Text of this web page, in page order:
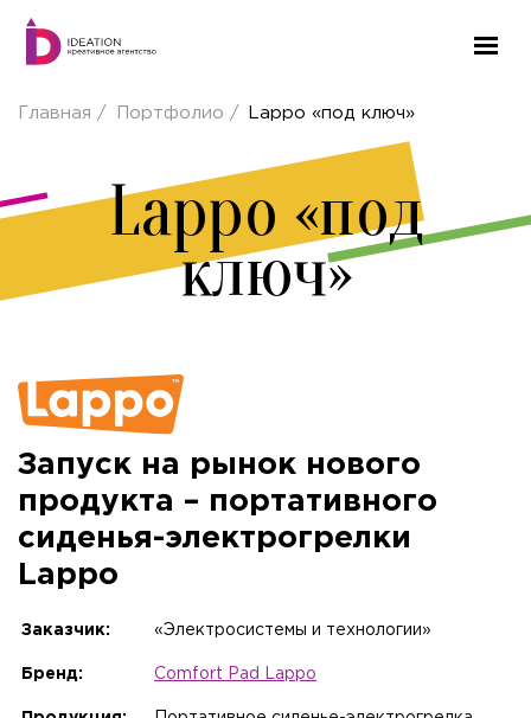
Главная Портфолио Lappo «под ключ»
Lappo «под
ключ»
Запуск на рынок нового
продукта – портативного
сиденья-электрогрелки
Lappo
Заказчик: «Электросистемы и технологии»
Бренд: Comfort Pad Lappo